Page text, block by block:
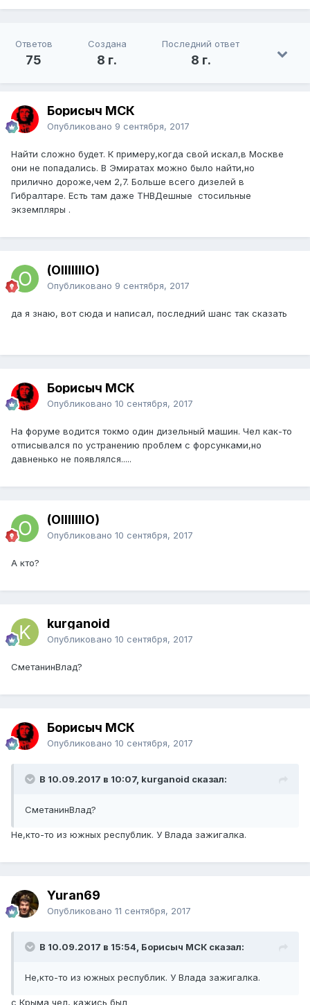
Ответов
75
Создана
8 г.
Последний ответ
8 г.
Борисыч МСК
Опубликовано 9 сентября, 2017
Найти сложно будет. К примеру,когда свой искал,в Москве
они не попадались. В Эмиратах можно было найти,но
прилично дороже,чем 2,7. Больше всего дизелей в
Гибралтаре. Есть там даже ТНВДешные стосильные
экземпляры .
(OIIIIIIIO)
Опубликовано 9 сентября, 2017
да я знаю, вот сюда и написал, последний шанс так сказать
Борисыч МСК
Опубликовано 10 сентября, 2017
На форуме водится токмо один дизельный машин. Чел как-то
отписывался по устранению проблем с форсунками,но
давненько не появлялся.....
(OIIIIIIIO)
Опубликовано 10 сентября, 2017
А кто?
kurganoid
Опубликовано 10 сентября, 2017
СметанинВлад?
Борисыч МСК
Опубликовано 10 сентября, 2017
В 10.09.2017 в 10:07, kurganoid сказал:
СметанинВлад?
Не,кто-то из южных республик. У Влада зажигалка.
Yuran69
Опубликовано 11 сентября, 2017
В 10.09.2017 в 15:54, Борисыч МСК сказал:
Не,кто-то из южных республик. У Влада зажигалка.
с Крыма чел, кажись был